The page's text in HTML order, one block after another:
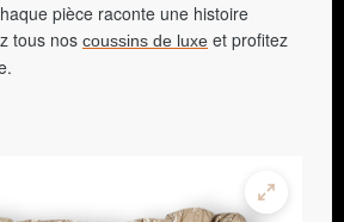
pièce raconte une histoire
tous nos coussins de luxe et profitez